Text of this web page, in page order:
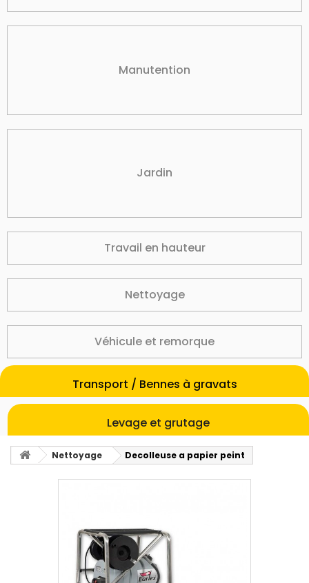
Manutention
Jardin
Travail en hauteur
Nettoyage
Véhicule et remorque
Transport / Bennes à gravats
Levage et grutage
Nettoyage Decolleuse a papier peint